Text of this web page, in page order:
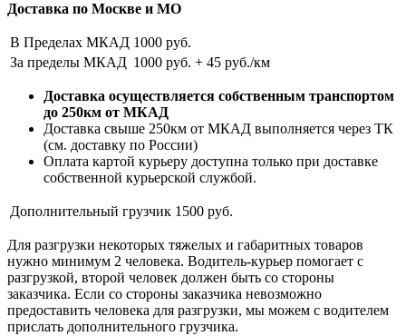
Доставка по Москве и МО
В Пределах МКАД 1000 руб.
За пределы МКАД 1000 руб. + 45 руб./км
Доставка осуществляется собственным транспортом
до 250км от МКАД
Доставка свыше 250км от МКАД выполняется через ТК
(см. доставку по России)
Оплата картой курьеру доступна только при доставке
собственной курьерской службой.
Дополнительный грузчик 1500 руб.
Для разгрузки некоторых тяжелых и габаритных товаров
нужно минимум 2 человека. Водитель-курьер помогает с
разгрузкой, второй человек должен быть со стороны
заказчика. Если со стороны заказчика невозможно
предоставить человека для разгрузки, мы можем с водителем
прислать дополнительного грузчика.